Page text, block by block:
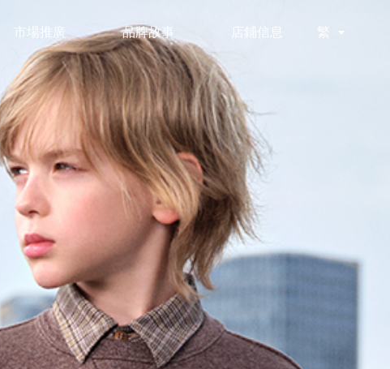
市場推廣 品牌故事 店鋪信息 繁